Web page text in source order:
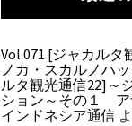
Vol.071 [ジャカル
ノカ・スカルノハ
ルタ観光通信22]～
ション～その１ ア
インドネシア通信